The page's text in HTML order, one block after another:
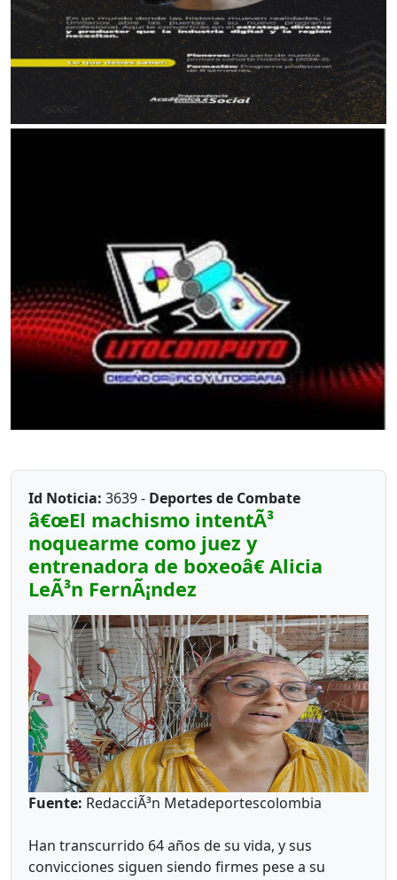
Id Noticia: 3639 - Deportes de Combate
â€œEl machismo intentÃ³
noquearme como juez y
entrenadora de boxeoâ€ Alicia
LeÃ³n FernÃ¡ndez
Fuente: RedacciÃ³n Metadeportescolombia
Han transcurrido 64 años de su vida, y sus
convicciones siguen siendo firmes pese a su